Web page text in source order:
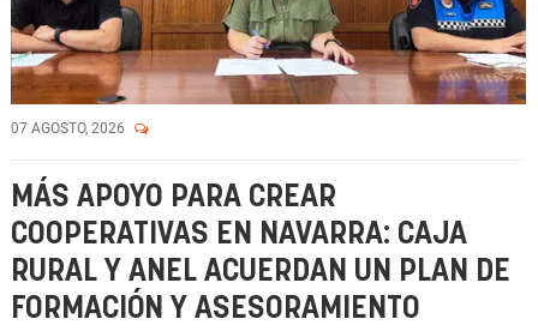
07 AGOSTO, 2026
MÁS APOYO PARA CREAR
COOPERATIVAS EN NAVARRA: CAJA
RURAL Y ANEL ACUERDAN UN PLAN DE
FORMACIÓN Y ASESORAMIENTO